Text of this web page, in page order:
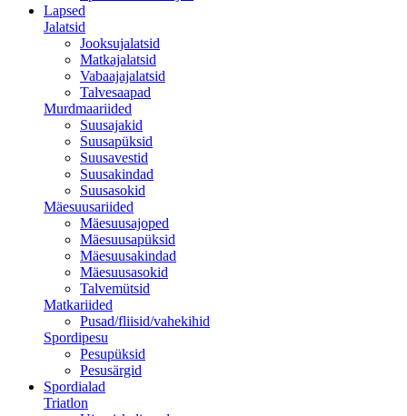
Lapsed
Jalatsid
Jooksujalatsid
Matkajalatsid
Vabaajajalatsid
Talvesaapad
Murdmaariided
Suusajakid
Suusapüksid
Suusavestid
Suusakindad
Suusasokid
Mäesuusariided
Mäesuusajoped
Mäesuusapüksid
Mäesuusakindad
Mäesuusasokid
Talvemütsid
Matkariided
Pusad/fliisid/vahekihid
Spordipesu
Pesupüksid
Pesusärgid
Spordialad
Triatlon